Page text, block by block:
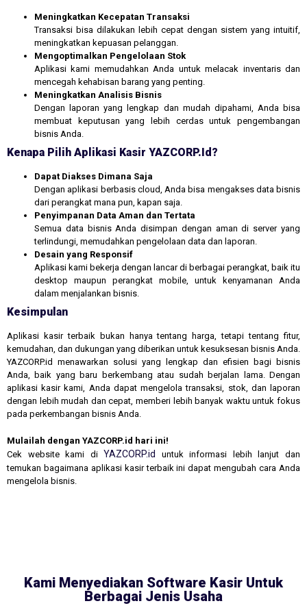
Meningkatkan Kecepatan Transaksi
Transaksi bisa dilakukan lebih cepat dengan sistem yang intuitif,
meningkatkan kepuasan pelanggan.
Mengoptimalkan Pengelolaan Stok
Aplikasi kami memudahkan Anda untuk melacak inventaris dan
mencegah kehabisan barang yang penting.
Meningkatkan Analisis Bisnis
Dengan laporan yang lengkap dan mudah dipahami, Anda bisa
membuat keputusan yang lebih cerdas untuk pengembangan
bisnis Anda.
Kenapa Pilih Aplikasi Kasir YAZCORP.id?
Dapat Diakses Dimana Saja
Dengan aplikasi berbasis cloud, Anda bisa mengakses data bisnis
dari perangkat mana pun, kapan saja.
Penyimpanan Data Aman dan Tertata
Semua data bisnis Anda disimpan dengan aman di server yang
terlindungi, memudahkan pengelolaan data dan laporan.
Desain yang Responsif
Aplikasi kami bekerja dengan lancar di berbagai perangkat, baik itu
desktop maupun perangkat mobile, untuk kenyamanan Anda
dalam menjalankan bisnis.
Kesimpulan
Aplikasi kasir terbaik bukan hanya tentang harga, tetapi tentang fitur,
kemudahan, dan dukungan yang diberikan untuk kesuksesan bisnis Anda.
YAZCORP.id menawarkan solusi yang lengkap dan efisien bagi bisnis
Anda, baik yang baru berkembang atau sudah berjalan lama. Dengan
aplikasi kasir kami, Anda dapat mengelola transaksi, stok, dan laporan
dengan lebih mudah dan cepat, memberi lebih banyak waktu untuk fokus
pada perkembangan bisnis Anda.
Mulailah dengan YAZCORP.id hari ini!
Cek website kami di YAZCORP.id
untuk informasi lebih lanjut dan
temukan bagaimana aplikasi kasir terbaik ini dapat mengubah cara Anda
mengelola bisnis.
Kami Menyediakan Software Kasir Untuk
Berbagai Jenis Usaha